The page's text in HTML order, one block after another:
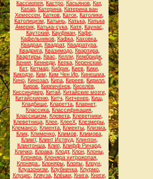
Кассиопея Кастро Касьянов Кат,
Катар Катерина Катерина ван
Хемессен Катков Каток Католики
Католицизм
Катынь, Катька, Катька
Америк, Катька-сука, Катя, Каунас
Каутский, Кауфман, Кафе,
Кафельников Кафка Каховка
Квадрад Квадрат, Квадратура
Квадрига, Квазимодо, Квартира,
Квартиры, Квас Келли, Кембридж,
Кения, Кеннеди, Кепка, Керенский,
Кет, Кетмар Кибрик Киев Кики
Кикодзе, Ким Ким Чен Ир, Кинешма,
Кино Кинозал Кипа Киреев Кирилл
Киров Кирпичёнок Киселёв
Киссинджер, Китай, Китайские мозги,
Китайскиеню Китч Китченер Киш
Кладбище Кларетта Кларнет,
Классика Классификация
Классицизм
Клевета, Клеветники,
Клеветница Клее КлееХ Клезмеры
Клемансо Клиента Клиенты Клизма
Клик, Клименко, Климов, Климова,
Климт, Клинт Иствуд, Клинтон,
Клинтонша, Клип, Клифф Ричард,
Кличко, Клоака, Клодт, Клон, Клоны,
Клоняра Клоняра хитрожопая
Клоняра.
Клоняры Клопы Клоун
Клуазонизм
Клубничка Клурмо
Клуцис
Кляуза, Клёцки, Книга, Книги,